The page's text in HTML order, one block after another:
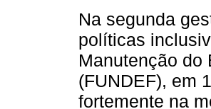
Na segunda
políticas
Manutenção do
(FUNDEF), em
fortemente na